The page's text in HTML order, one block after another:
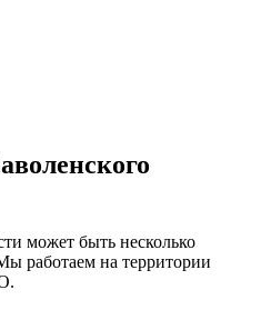
может быть несколько
работаем на территории